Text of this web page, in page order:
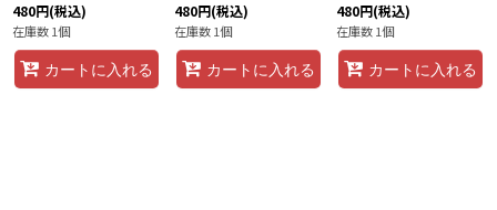
480円(税込)
在庫数 1個
カートに入れる
480円(税込)
在庫数 1個
カートに入れる
480円(税込)
在庫数 1個
カートに入れる